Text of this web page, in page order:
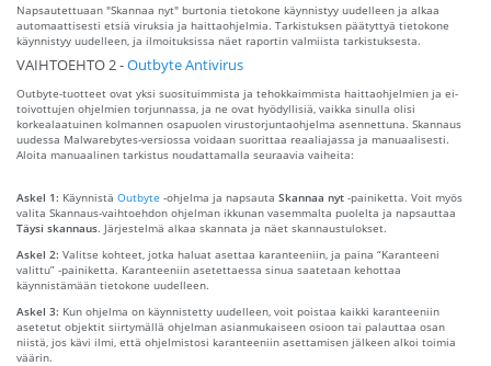
Napsautettuaan "Skannaa nyt" burtonia tietokone käynnistyy uudelleen ja alkaa
automaattisesti etsiä viruksia ja haittaohjelmia. Tarkistuksen päätyttyä tietokone
käynnistyy uudelleen, ja ilmoituksissa näet raportin valmiista tarkistuksesta.
VAIHTOEHTO 2 -Outbyte Antivirus
Outbyte-tuotteet ovat yksi suosituimmista ja tehokkaimmista haittaohjelmien ja ei-
toivottujen ohjelmien torjunnassa, ja ne ovat hyödyllisiä, vaikka sinulla olisi
korkealaatuinen kolmannen osapuolen virustorjuntaohjelma asennettuna. Skannaus
uudessa Malwarebytes-versiossa voidaan suorittaa reaaliajassa ja manuaalisesti.
Aloita manuaalinen tarkistus noudattamalla seuraavia vaiheita:
Askel 1: Käynnistä Outbyte -ohjelma ja napsauta Skannaa nyt -painiketta. Voit myös
valita Skannaus-vaihtoehdon ohjelman ikkunan vasemmalta puolelta ja napsauttaa
Täysi skannaus. Järjestelmä alkaa skannata ja näet skannaustulokset.
Askel 2: Valitse kohteet, jotka haluat asettaa karanteeniin, ja paina “Karanteeni
valittu” -painiketta. Karanteeniin asetettaessa sinua saatetaan kehottaa
käynnistämään tietokone uudelleen.
Askel 3: Kun ohjelma on käynnistetty uudelleen, voit poistaa kaikki karanteeniin
asetetut objektit siirtymällä ohjelman asianmukaiseen osioon tai palauttaa osan
niistä, jos kävi ilmi, että ohjelmistosi karanteeniin asettamisen jälkeen alkoi toimia
väärin.